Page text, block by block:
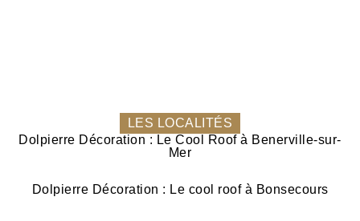
LES LOCALITÉS
Dolpierre Décoration : Le Cool Roof à Benerville-sur-
Mer
Dolpierre Décoration : Le cool roof à Bonsecours